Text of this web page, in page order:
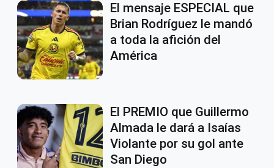
El mensaje ESPECIAL que
Brian Rodríguez le mandó
a toda la afición del
América
El PREMIO que Guillermo
Almada le dará a Isaías
Violante por su gol ante
San Diego